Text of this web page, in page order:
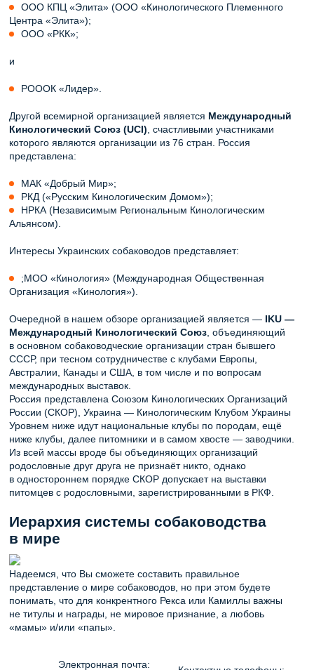
ООО КПЦ «Элита» (ООО «Кинологического Племенного
Центра «Элита»);
ООО «РКК»;
и
РОООК «Лидер».
Другой всемирной организацией является Международный
Кинологический Союз (UCI) , счастливыми участниками
которого являются организации из 76 стран. Россия
представлена:
МАК «Добрый Мир»;
РКД («Русским Кинологическим Домом»);
НРКА (Независимым Региональным Кинологическим
Альянсом).
Интересы Украинских собаководов представляет:
;МОО «Кинология» (Международная Общественная
Организация «Кинология»).
Очередной в нашем обзоре организацией является — IKU —
Международный Кинологический Союз , объединяющий
в основном собаководческие организации стран бывшего
СССР, при тесном сотрудничестве с клубами Европы,
Австралии, Канады и США, в том числе и по вопросам
международных выставок.
Россия представлена Союзом Кинологических Организаций
России (СКОР), Украина — Кинологическим Клубом Украины
Уровнем ниже идут национальные клубы по породам, ещё
ниже клубы, далее питомники и в самом хвосте — заводчики.
Из всей массы вроде бы объединяющих организаций
родословные друг друга не признаёт никто, однако
в одностороннем порядке СКОР допускает на выставки
питомцев с родословными, зарегистрированными в РКФ.
Иерархия системы собаководства
в мире
Надеемся, что Вы сможете составить правильное
представление о мире собаководов, но при этом будете
понимать, что для конкрентного Рекса или Камиллы важны
не титулы и награды, не мировое признание, а любовь
«мамы» и/или «папы».
Электронная почта: